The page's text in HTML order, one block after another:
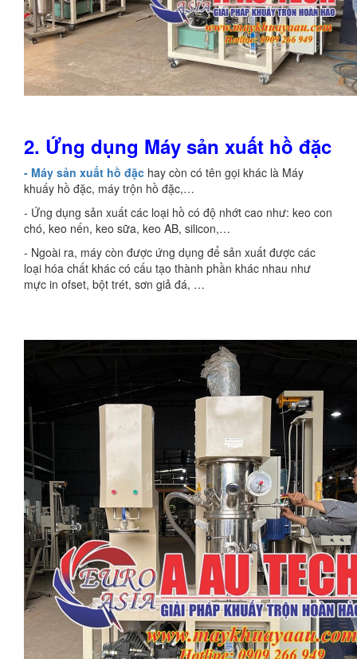
2. Ứng dụng Máy sản xuất hồ đặc
- Máy sản xuất hồ đặc hay còn có tên gọi khác là Máy
khuấy hồ đặc, máy trộn hồ đặc,…
- Ứng dụng sản xuất các loại hồ có độ nhớt cao như: keo con
chó, keo nến, keo sữa, keo AB, silicon,…
- Ngoài ra, máy còn được ứng dụng để sản xuất được các
loại hóa chất khác có cấu tạo thành phần khác nhau như
mực in ofset, bột trét, sơn giả đá, …